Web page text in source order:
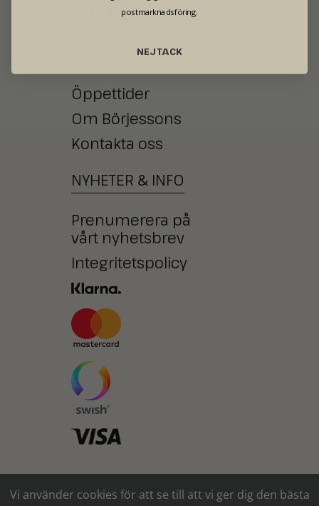
Öppettider
Om Börjessons
Kontakta oss
NYHETER & INFO
Prenumerera på
vårt nyhetsbrev
Integritetspolicy
kontanter* eller
Vi använder cookies för att se till att vi ger dig den bästa
postmarknadsföring.
NEJ TACK